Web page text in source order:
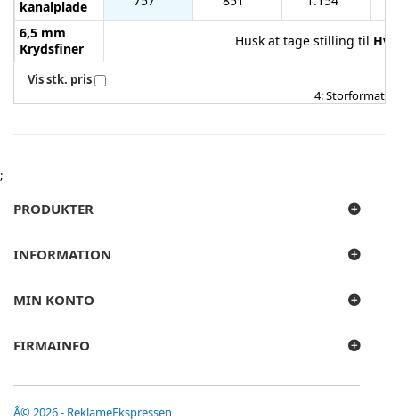
kanalplade
6,5 mm
Krydsfiner
Husk at tage stilling til
Vis stk. pris
4: Storformat
;
PRODUKTER
INFORMATION
Â© 2026 - ReklameEkspressen
MIN KONTO
FIRMAINFO